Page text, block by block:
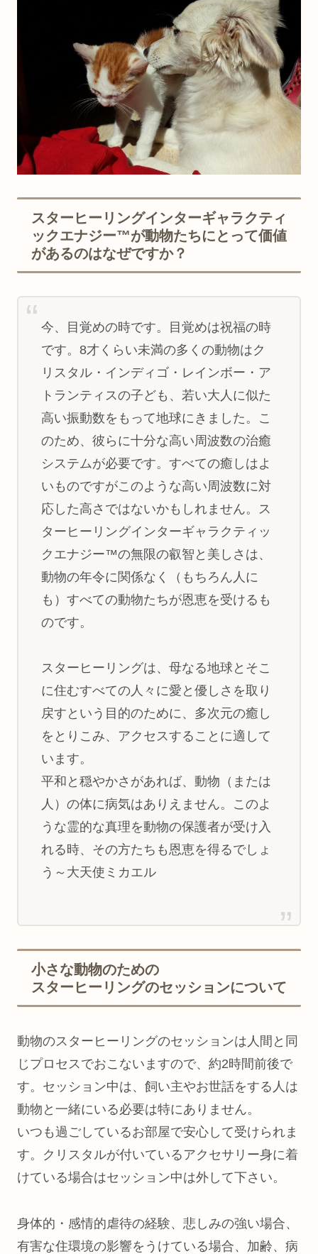
スターヒーリングインターギャラクティ
ックエナジー™が動物たちにとって価値
があるのはなぜですか？
今、目覚めの時です。目覚めは祝福の時
です。8才くらい未満の多くの動物はク
リスタル・インディゴ・レインボー・ア
トランティスの子ども、若い大人に似た
高い振動数をもって地球にきました。こ
のため、彼らに十分な高い周波数の治癒
システムが必要です。すべての癒しはよ
いものですがこのような高い周波数に対
応した高さではないかもしれません。ス
ターヒーリングインターギャラクティッ
クエナジー™の無限の叡智と美しさは、
動物の年令に関係なく（もちろん人に
も）すべての動物たちが恩恵を受けるも
のです。
スターヒーリングは、母なる地球とそこ
に住むすべての人々に愛と優しさを取り
戻すという目的のために、多次元の癒し
をとりこみ、アクセスすることに適して
います。
平和と穏やかさがあれば、動物（または
人）の体に病気はありえません。このよ
うな霊的な真理を動物の保護者が受け入
れる時、その方たちも恩恵を得るでしょ
う～大天使ミカエル
小さな動物のための
スターヒーリングのセッションについて
動物のスターヒーリングのセッションは人間と同
じプロセスでおこないますので、約2時間前後で
す。セッション中は、飼い主やお世話をする人は
動物と一緒にいる必要は特にありません。
いつも過ごしているお部屋で安心して受けられま
す。クリスタルが付いているアクセサリー身に着
けている場合はセッション中は外して下さい。
身体的・感情的虐待の経験、悲しみの強い場合、
有害な住環境の影響をうけている場合、加齢、病